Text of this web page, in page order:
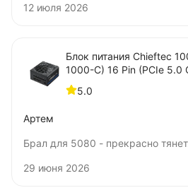
12 июля 2026
Блок питания Chieftec
1000-C) 16 Pin (PCIe 5.0
Details)
5.0
Артем
Брал для 5080 - прекрасно
29 июня 2026